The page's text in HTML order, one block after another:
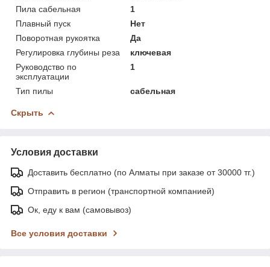
Пила сабельная
1
Плавный пуск
Нет
Поворотная рукоятка
Да
Регулировка глубины реза
ключевая
Руководство по
эксплуатации
1
Тип пилы сабельная
Скрыть
Условия доставки
Доставить бесплатно (по Алматы при заказе от 30000 тг.)
Отправить в регион (транспортной компанией)
Ок, еду к вам (самовывоз)
Все условия доставки